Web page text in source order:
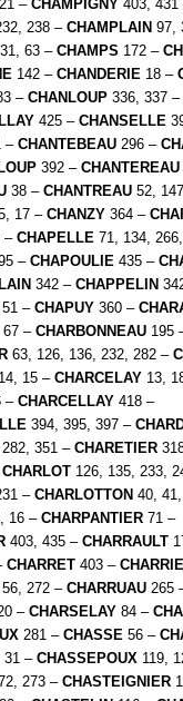
– CHAMPIGNY 403, 431
238 – CHAMPLAIN 97,
31, 63 – CHAMPS 172 –
142 – CHANDERIE 18 –
– CHANLOUP 336, 337 –
425 – CHANSELLE
– CHANTEBEAU 296 –
392 – CHANTEREAU
38 – CHANTREAU 52,
17 – CHANZY 364 –
– CHAPELLE 71, 134,
– CHAPOULIE 435 –
342 – CHAPPELIN
51 – CHAPUY 360 –
67 – CHARBONNEAU 195
63, 126, 136, 232, 282 –
14, 15 – CHARCELAY 13,
–CHARCELLAY 418 –
394, 395, 397 –
351 – CHARETIER
CHARLOT 126, 135, 233,
– CHARLOTTON 40,
16 – CHARPANTIER 71 –
403, 435 – CHARRAULT
CHARRET 403 –
272 – CHARRUAU 265
– CHARSELAY 84 –
281 – CHASSE 56 –
31 – CHASSEPOUX 119,
273 –CHASTEIGNIER